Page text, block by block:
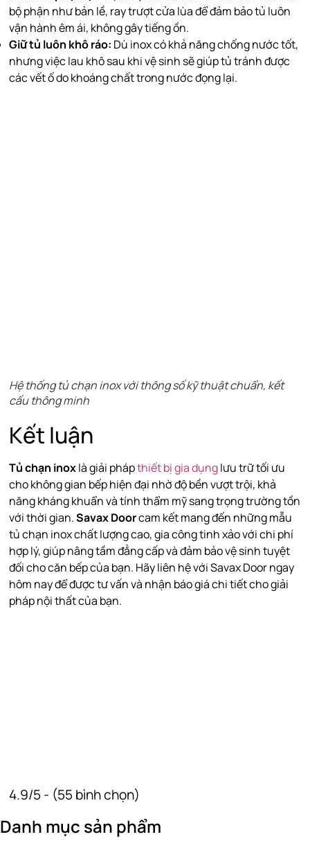
bộ phận như bản lề, ray trượt cửa lùa để đảm bảo tủ luôn
vận hành êm ái, không gây tiếng ồn.
Giữ tủ luôn khô ráo: Dù inox có khả năng chống nước tốt,
nhưng việc lau khô sau khi vệ sinh sẽ giúp tủ tránh được
các vết ố do khoáng chất trong nước đọng lại.
Hệ thống tủ chạn inox với thông số kỹ thuật chuẩn, kết
cấu thông minh
Kết luận
Tủ chạn inoxlà giải phápthiết bị gia dụnglưu trữ tối ưu
cho không gian bếp hiện đại nhờ độ bền vượt trội, khả
năng kháng khuẩn và tính thẩm mỹ sang trọng trường tồn
với thời gian.Savax Doorcam kết mang đến những mẫu
tủ chạn inox chất lượng cao, gia công tinh xảo với chi phí
hợp lý, giúp nâng tầm đẳng cấp và đảm bảo vệ sinh tuyệt
đối cho căn bếp của bạn. Hãy liên hệ với Savax Door ngay
hôm nay để được tư vấn và nhận báo giá chi tiết cho giải
pháp nội thất của bạn.
4.9/5 - (55 bình chọn)
Danh mục sản phẩm